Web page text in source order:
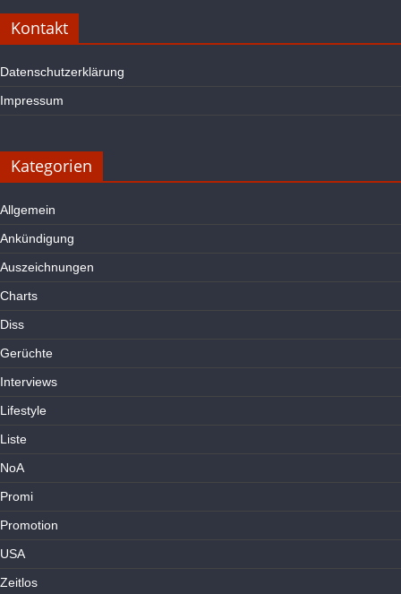
Kontakt
Datenschutzerklärung
Impressum
Kategorien
Allgemein
Ankündigung
Auszeichnungen
Charts
Diss
Gerüchte
Interviews
Lifestyle
Liste
NoA
Promi
Promotion
USA
Zeitlos